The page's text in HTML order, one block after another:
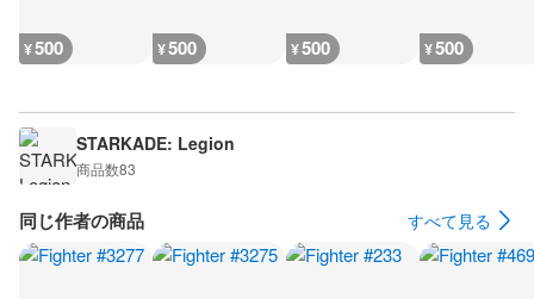
¥500 ¥500 ¥500 ¥500
STARKADE: Legion
商品数83
同じ作者の商品 すべて見る